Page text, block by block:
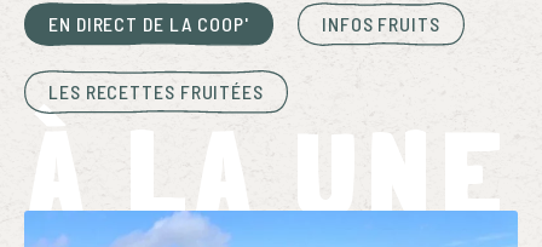
EN DIRECT DE LA COOP' INFOS FRUITS
LES RECETTES FRUITÉES
À LA UNE